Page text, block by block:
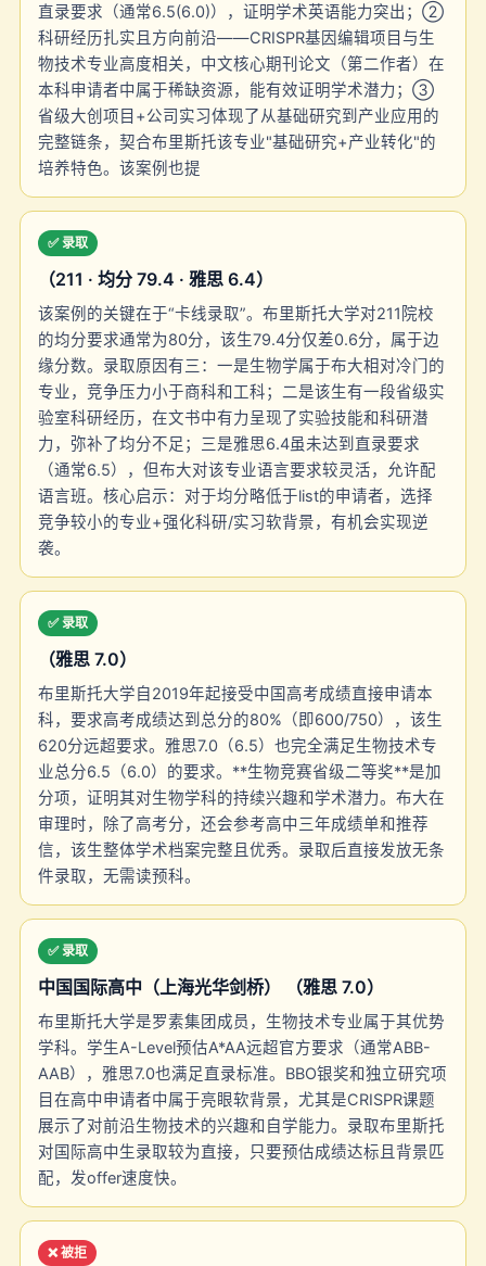
直录要求（通常6.5(6.0)），证明学术英语能力突出；②
科研经历扎实且方向前沿——CRISPR基因编辑项目与生
物技术专业高度相关，中文核心期刊论文（第二作者）在
本科申请者中属于稀缺资源，能有效证明学术潜力；③
省级大创项目+公司实习体现了从基础研究到产业应用的
完整链条，契合布里斯托该专业"基础研究+产业转化"的
培养特色。该案例也提
✅ 录取
（211 · 均分 79.4 · 雅思 6.4）
该案例的关键在于“卡线录取”。布里斯托大学对211院校
的均分要求通常为80分，该生79.4分仅差0.6分，属于边
缘分数。录取原因有三：一是生物学属于布大相对冷门的
专业，竞争压力小于商科和工科；二是该生有一段省级实
验室科研经历，在文书中有力呈现了实验技能和科研潜
力，弥补了均分不足；三是雅思6.4虽未达到直录要求
（通常6.5），但布大对该专业语言要求较灵活，允许配
语言班。核心启示：对于均分略低于list的申请者，选择
竞争较小的专业+强化科研/实习软背景，有机会实现逆
袭。
✅ 录取
（雅思 7.0）
布里斯托大学自2019年起接受中国高考成绩直接申请本
科，要求高考成绩达到总分的80%（即600/750），该生
620分远超要求。雅思7.0（6.5）也完全满足生物技术专
业总分6.5（6.0）的要求。**生物竞赛省级二等奖**是加
分项，证明其对生物学科的持续兴趣和学术潜力。布大在
审理时，除了高考分，还会参考高中三年成绩单和推荐
信，该生整体学术档案完整且优秀。录取后直接发放无条
件录取，无需读预科。
✅ 录取
中国国际高中（上海光华剑桥） （雅思 7.0）
布里斯托大学是罗素集团成员，生物技术专业属于其优势
学科。学生A-Level预估A*AA远超官方要求（通常ABB-
AAB），雅思7.0也满足直录标准。BBO银奖和独立研究项
目在高中申请者中属于亮眼软背景，尤其是CRISPR课题
展示了对前沿生物技术的兴趣和自学能力。录取布里斯托
对国际高中生录取较为直接，只要预估成绩达标且背景匹
配，发offer速度快。
❌ 被拒